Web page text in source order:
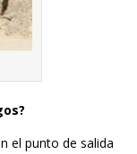
el punto de salida